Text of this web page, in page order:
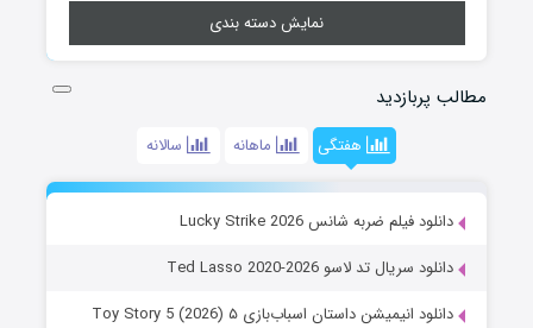
نمایش دسته بندی
مطالب پربازدید
هفتگی ماهانه سالانه
دانلود فیلم ضربه شانس Lucky Strike 2026
دانلود سریال تد لاسو Ted Lasso 2020-2026
دانلود انیمیشن داستان اسباب‌بازی ۵ Toy Story 5 (2026)